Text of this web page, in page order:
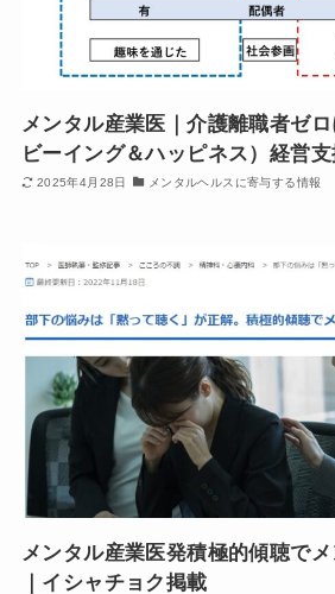
メンタル産業医｜介護離職者ゼ
ビーイング＆ハッピネス）経営
2025年4月28日 メンタルヘルスに寄与する情報
メンタル産業医発積極的傾聴で
｜イシャチョク掲載